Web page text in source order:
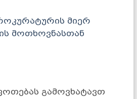
მიერ
მოთხოვნასთან
გამოვხატავთ